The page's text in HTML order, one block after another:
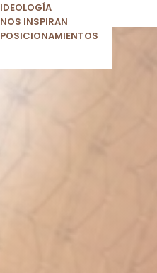
IDEOLOGÍA
NOS INSPIRAN
POSICIONAMIENTOS